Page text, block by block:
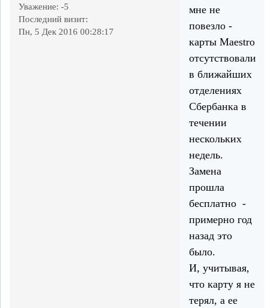
Уважение: -5
Последний визит:
Пн, 5 Дек 2016 00:28:17
мне не
повезло -
карты Maestro
отсутствовали
в ближайших
отделениях
Сбербанка в
течении
нескольких
недель.
Замена
прошла
бесплатно -
примерно год
назад это
было.
И, учитывая,
что карту я не
терял, а ее